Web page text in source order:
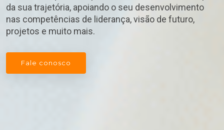
da sua trajetória, apoiando o seu desenvolvimento
nas competências de liderança, visão de futuro,
projetos e muito mais.
Fale conosco